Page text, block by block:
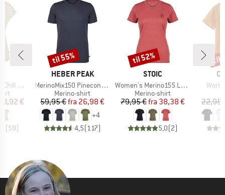
Tee St
pris
€
( 59)
MÆRKE
HEBER PEAK
Artikel
MerinoMix150 PineconeHe. II T-Shirt
Produktgruppe
Merino-shirt
Pris
59,95 € Nedsat pris
fra 26,98 €
+4
4,5( 117)
Rabat
til 55%
MÆRKE
STOIC
Artikel
Women's Merino155 LaholmSt. T-Shirt Daisy Flower
Produktgruppe
Merino-shirt
Pris
79,95 € Nedsat pris
fra 38,38 €
5,0(2)
Rabat
til 52%
Artikel
22,95
til